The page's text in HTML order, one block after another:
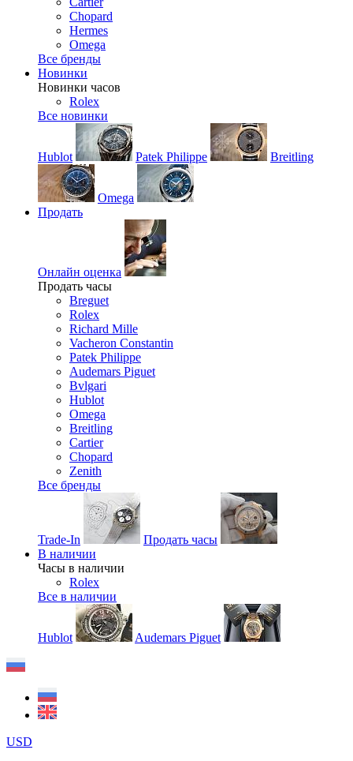
Chopard
Hermes
Omega
Все бренды
Новинки
Новинки часов
Rolex
Все новинки
Hublot Patek Philippe Breitling
Omega
Продать
Онлайн оценка
Продать часы
Breguet
Rolex
Richard Mille
Vacheron Constantin
Patek Philippe
Audemars Piguet
Bvlgari
Hublot
Omega
Breitling
Cartier
Chopard
Zenith
Все бренды
Trade-In
Продать часы
В наличии
Часы в наличии
Rolex
Все в наличии
Hublot Audemars Piguet
USD